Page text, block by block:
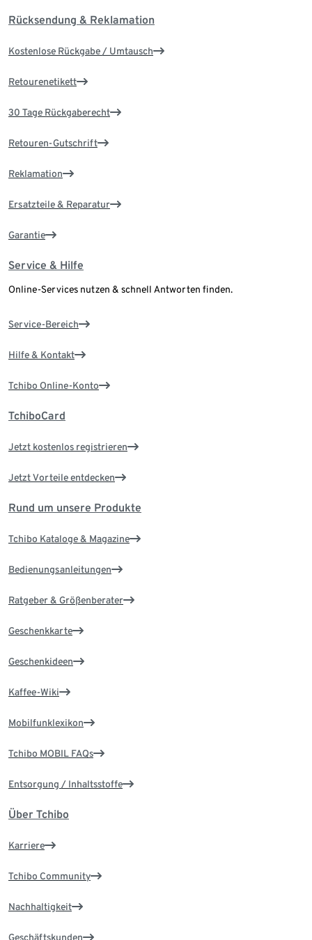
Rücksendung & Reklamation
Kostenlose Rückgabe / Umtausch
Retourenetikett
30 Tage Rückgaberecht
Retouren-Gutschrift
Reklamation
Ersatzteile & Reparatur
Garantie
Service & Hilfe
Online-Services nutzen & schnell Antworten finden.
Service-Bereich
Hilfe & Kontakt
Tchibo Online-Konto
TchiboCard
Jetzt kostenlos registrieren
Jetzt Vorteile entdecken
Rund um unsere Produkte
Tchibo Kataloge & Magazine
Bedienungsanleitungen
Ratgeber & Größenberater
Geschenkkarte
Geschenkideen
Kaffee-Wiki
Mobilfunklexikon
Tchibo MOBIL FAQs
Entsorgung / Inhaltsstoffe
Über Tchibo
Karriere
Tchibo Community
Nachhaltigkeit
Geschäftskunden